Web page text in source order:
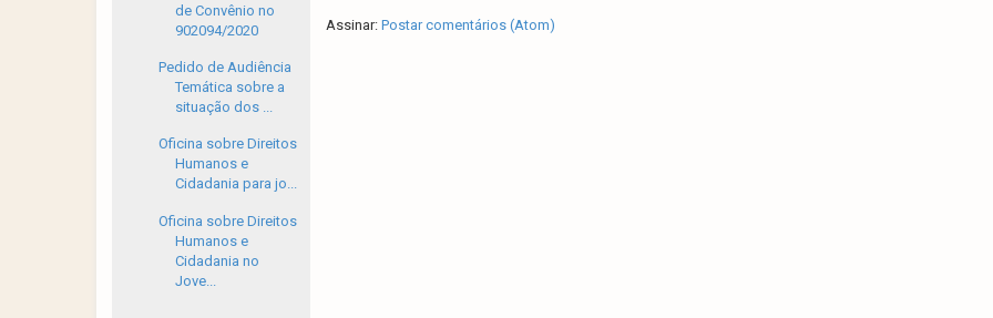
Assinar: Postar comentários (Atom)
de Convênio no
902094/2020
Pedido de Audiência
Temática sobre a
situação dos ...
Oficina sobre Direitos
Humanos e
Cidadania para jo...
Oficina sobre Direitos
Humanos e
Cidadania no
Jove...